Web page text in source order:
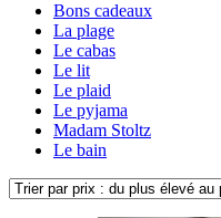
Bons cadeaux
La plage
Le cabas
Le lit
Le plaid
Le pyjama
Madam Stoltz
Le bain